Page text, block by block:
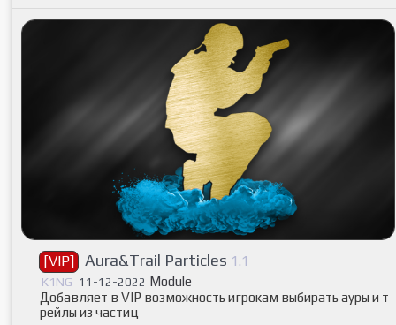
[VIP] Aura&Trail Particles 1.1
K1NG 11-12-2022 Module
Добавляет в VIP возможность игрокам выбирать ауры и т
рейлы из частиц